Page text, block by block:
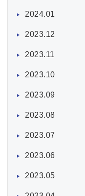
2024.01
2023.12
2023.11
2023.10
2023.09
2023.08
2023.07
2023.06
2023.05